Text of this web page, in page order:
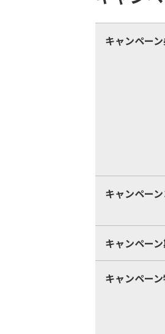
キャンペー
キャンペー
キャンペー
キャンペー